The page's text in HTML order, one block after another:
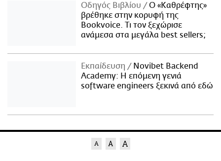
Οδηγός Βιβλίου
Ο «Καθρέφτης»
βρέθηκε στην κορυφή της
Bookvoice. Τι τον ξεχώρισε
ανάμεσα στα μεγάλα best sellers;
Εκπαίδευση
Novibet Backend
Academy: Η επόμενη γενιά
software engineers ξεκινά από εδώ